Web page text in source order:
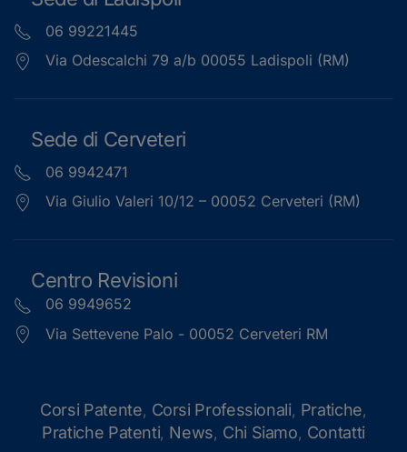
06 99221445
Via Odescalchi 79 a/b 00055 Ladispoli (RM)
Sede di Cerveteri
06 9942471
Via Giulio Valeri 10/12 – 00052 Cerveteri (RM)
Centro Revisioni
06 9949652
Via Settevene Palo - 00052 Cerveteri RM
Corsi Patente, Corsi Professionali, Pratiche,
Pratiche Patenti, News, Chi Siamo, Contatti